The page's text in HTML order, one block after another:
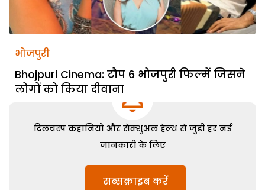
भोजपुरी
Bhojpuri Cinema: टौप 6 भोजपुरी फिल्में जिसने
लोगों को किया दीवाना
दिलचस्प कहानियों और सेक्शुअल हेल्थ से जुड़ी हर नई
जानकारी के लिए
सब्सक्राइब करें